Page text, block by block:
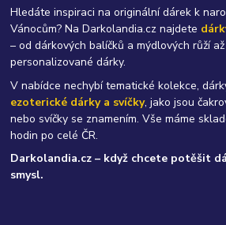
Hledáte inspiraci na originální dárek k
Vánocům? Na Darkolandia.cz najdete
– od dárkových balíčků a mýdlových růží
personalizované dárky.
V nabídce nechybí tematické kolekce,
ezoterické dárky a svíčky, jako jsou
nebo svíčky se znamením. Vše máme
hodin po celé ČR.
Darkolandia.cz – když chcete potěšit
smysl.